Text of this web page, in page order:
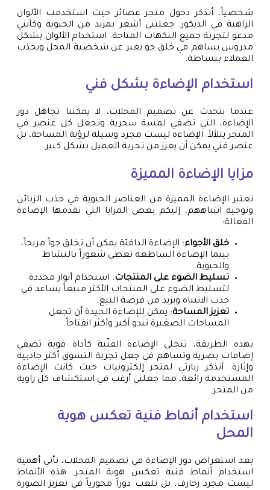
شخصياً، أتذكر دخول متجر عصائر حيث استخدمت الألوان
الزاهية في الديكور. جعلتني أشعر بمزيد من الحيوية وكأنني
مدعو لتجربة جميع النكهات المتاحة. استخدام الألوان بشكل
مدروس يساهم في خلق جو يعبر عن شخصية المحل ويجذب
العملاء ببساطة.
استخدام الإضاءة بشكل فني
عندما نتحدث عن تصميم المحلات، لا يمكننا تجاهل دور
الإضاءة، التي تضفي لمسة سحرية وتجعل كل عنصر في
المتجر يتلألأ. الإضاءة ليست مجرد وسيلة لرؤية المساحة، بل
عنصر فني يمكن أن يعزز من تجربة العميل بشكل كبير.
مزايا الإضاءة المميزة
تعتبر الإضاءة المميزة من العناصر الحيوية في جذب الزبائن
وتوجيه انتباههم. إليكم بعض المزايا التي تقدمها الإضاءة
الفعالة:
خلق الأجواء: الإضاءة الدافئة يمكن أن تخلق جواً مريحاً،
بينما الإضاءة الساطعة تعطي شعوراً بالنشاط
والحيوية.
تسليط الضوء على المنتجات: استخدام أنوار محددة
لتسليط الضوء على المنتجات الأكثر مبيعاً يساعد في
جذب الانتباه ويزيد من فرصة البيع.
تعزيز المساحة: يمكن للإضاءة الجيدة أن تجعل
المساحات الصغيرة تبدو أكبر وأكثر انفتاحاً.
بهذه الطريقة، تتجلى الإضاءة الفنّية كأداة قوية تضفي
إضافات بصرية وتساهم في جعل تجربة التسوق أكثر جاذبية
وإثارة. أتذكر زيارتي لمتجر إلكترونيات حيث كانت الإضاءة
المستخدمة رائعة، مما جعلني أرغب في استكشاف كل زاوية
من المتجر.
استخدام أنماط فنية تعكس هوية
المحل
بعد استعراض دور الإضاءة في تصميم المحلات، تأتي أهمية
استخدام أنماط فنية تعكس هوية المتجر. هذه الأنماط
ليست مجرد زخارف، بل تلعب دوراً محورياً في تعزيز الصورة